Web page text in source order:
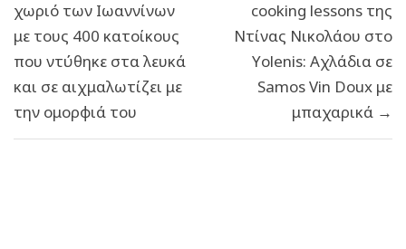
χωριό των Ιωαννίνων
με τους 400 κατοίκους
που ντύθηκε στα λευκά
και σε αιχμαλωτίζει με
την ομορφιά του
cooking lessons της
Ντίνας Νικολάου στο
Υolenis: Αχλάδια σε
Samos Vin Doux με
μπαχαρικά →